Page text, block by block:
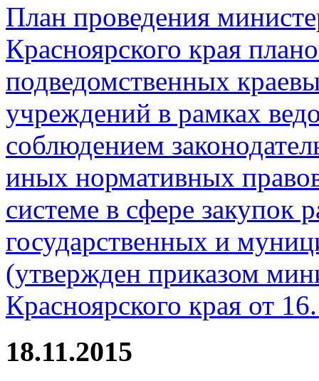
План проведения
Красноярского края
подведомственных
учреждений в рамках
соблюдением
иных нормативных
системе в сфере закупок
государственных и
(утвержден приказом
Красноярского края от
18.11.2015